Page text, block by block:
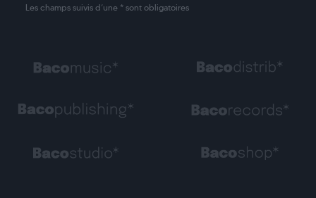
Les champs suivis d’une * sont obligatoires